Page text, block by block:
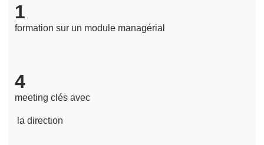
1
formation sur un module managérial
4
meeting clés avec
la direction